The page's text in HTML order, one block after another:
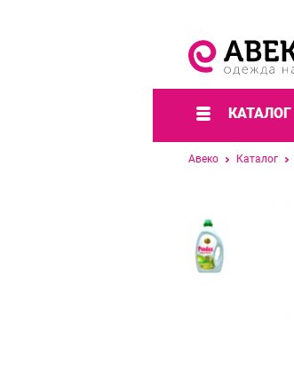
КАТАЛОГ
Авеко Каталог